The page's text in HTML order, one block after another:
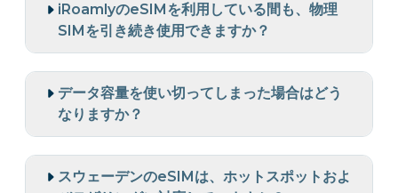
iRoamlyのeSIMを利用している間も、物理
SIMを引き続き使用できますか？
データ容量を使い切ってしまった場合はどう
なりますか？
スウェーデンのeSIMは、ホットスポットおよ